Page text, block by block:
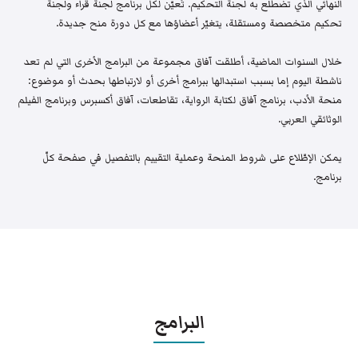
تحكيم متخصصة ومستقلة، يتغيّر أعضاؤها مع كل دورة منح جديدة.
خلال السنوات الماضية، أطلقت آفاق مجموعة من البرامج الأخرى التي لم تعد
ناشطة اليوم إما بسبب استبدالها ببرامج أخرى أو لارتباطها بحدث أو موضوع:
منحة الأدب، برنامج آفاق لكتابة الرواية، تقاطعات، آفاق أكسبرس وبرنامج الفيلم
الوثائقي العربي.
يمكن الإطّلاع على شروط المنحة وعملية التقييم بالتفصيل في صفحة كلّ
برنامج.
البرامج